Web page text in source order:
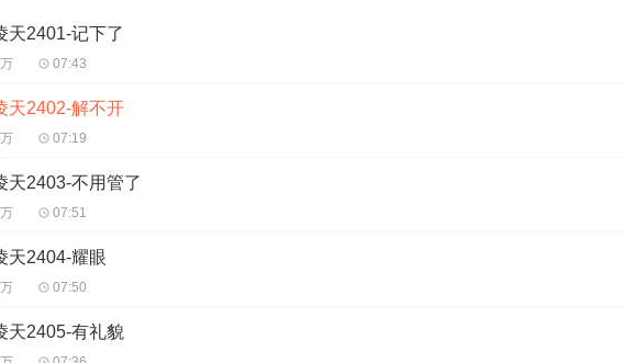
天2401-记下了
07:43
天2402-解不开
07:19
天2403-不用管了
07:51
天2404-耀眼
07:50
天2405-有礼貌